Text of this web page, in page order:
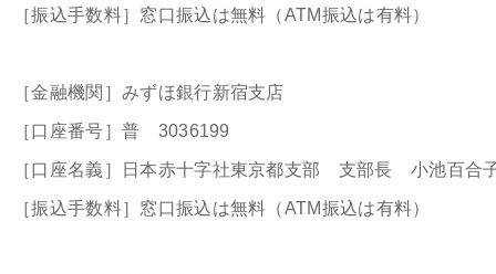
［振込手数料］窓口振込は無料（ATM振込は有料）
［金融機関］みずほ銀行新宿支店
［口座番号］普 3036199
［口座名義］日本赤十字社東京都支部 支部長 小池百合
［振込手数料］窓口振込は無料（ATM振込は有料）